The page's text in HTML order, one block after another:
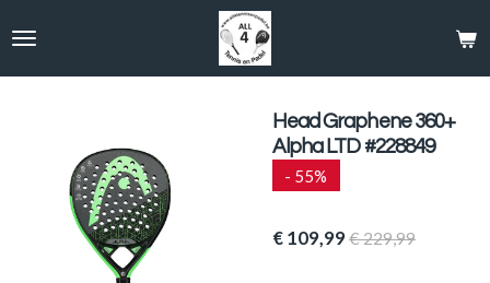
direct
Head Graphene 360+
Alpha LTD #228849
- 55%
€ 109,99 € 229,99